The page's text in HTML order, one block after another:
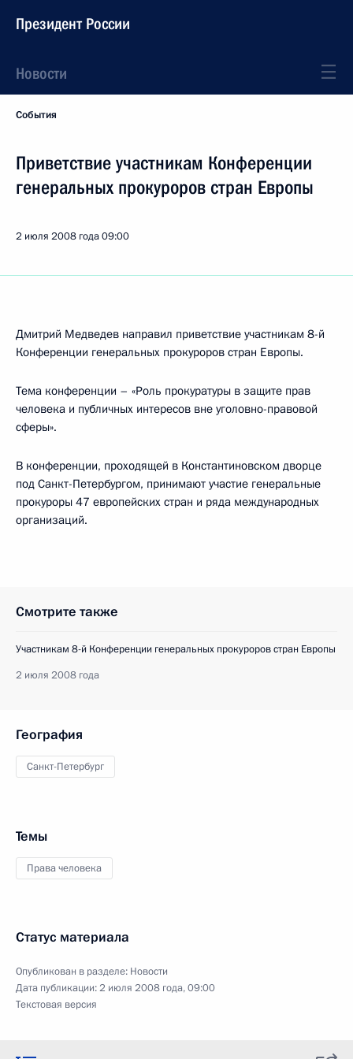
Президент России
Новости
События
Приветствие участникам Конференции
генеральных прокуроров стран Европы
2 июля 2008 года09:00
Дмитрий Медведев направил приветствие участникам 8-й
Конференции генеральных прокуроров стран Европы.
Тема конференции – «Роль прокуратуры в защите прав
человека и публичных интересов вне уголовно-правовой
сферы».
В конференции, проходящей в Константиновском дворце
под Санкт-Петербургом, принимают участие генеральные
прокуроры 47 европейских стран и ряда международных
организаций.
Смотрите также
Участникам 8-й Конференции генеральных прокуроров стран Европы
2 июля 2008 года
География
Санкт-Петербург
Темы
Права человека
Статус материала
Опубликован в разделе: Новости
Дата публикации:2 июля 2008 года, 09:00
Текстовая версия